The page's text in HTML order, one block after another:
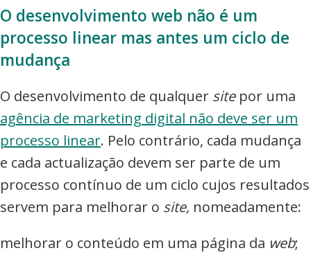
O desenvolvimento web não é um
processo linear mas antes um ciclo de
mudança
O desenvolvimento de qualquer sitepor uma
agência de marketing digital não deve ser um
processo linear. Pelo contrário, cada mudança
e cada actualização devem ser parte de um
processo contínuo de um ciclo cujos resultados
servem para melhorar o site, nomeadamente:
melhorar o conteúdo em uma página da web;